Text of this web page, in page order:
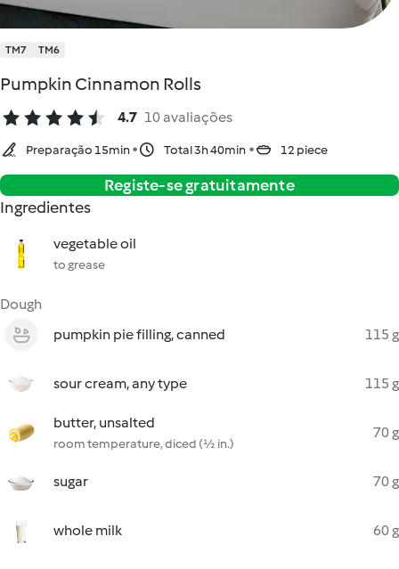
TM7 TM6
Pumpkin Cinnamon Rolls
4.7 10 avaliações
Preparação 15min Total 3h 40min 12 piece
Registe-se gratuitamente
Ingredientes
vegetable oil
to grease
Dough
pumpkin pie filling, canned
115 g
sour cream, any type 115 g
butter, unsalted
room temperature, diced (½ in.)
70 g
sugar 70 g
whole milk 60 g